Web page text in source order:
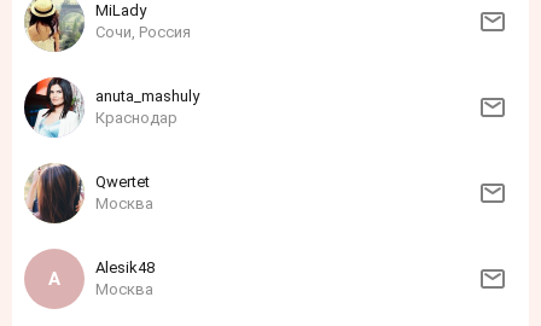
MiLady
Сочи, Россия
anuta_mashuly
Краснодар
Qwertet
Москва
Alesik48
Москва